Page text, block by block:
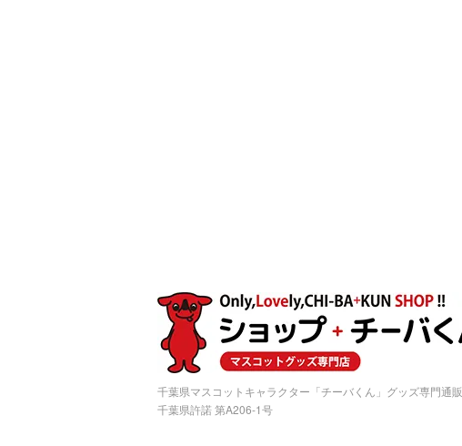
千葉県マスコットキャラクター「チーバくん」グッズ専門通販
千葉県許諾 第A206-1号